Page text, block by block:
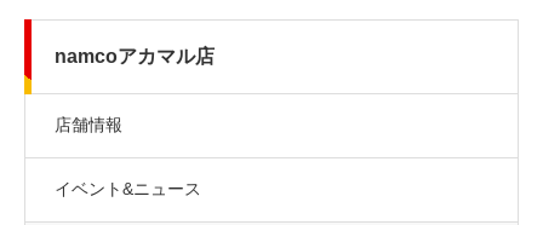
namcoアカマル店
店舗情報
イベント&ニュース